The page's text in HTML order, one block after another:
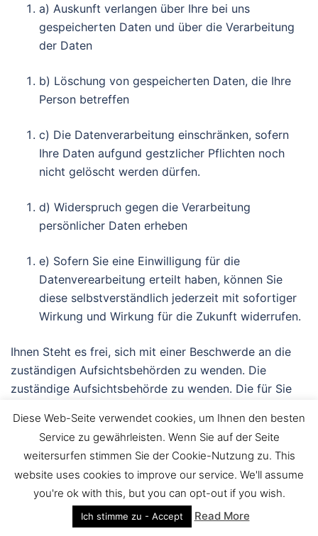
a) Auskunft verlangen über Ihre bei uns
gespeicherten Daten und über die Verarbeitung
der Daten
b) Löschung von gespeicherten Daten, die Ihre
Person betreffen
c) Die Datenverarbeitung einschränken, sofern
Ihre Daten aufgund gestzlicher Pflichten noch
nicht gelöscht werden dürfen.
d) Widerspruch gegen die Verarbeitung
persönlicher Daten erheben
e) Sofern Sie eine Einwilligung für die
Datenverearbeitung erteilt haben, können Sie
diese selbstverständlich jederzeit mit sofortiger
Wirkung und Wirkung für die Zukunft widerrufen.
Ihnen Steht es frei, sich mit einer Beschwerde an die
zuständigen Aufsichtsbehörden zu wenden. Die
zuständige Aufsichtsbehörde zu wenden. Die für Sie
Bundesland ihres Wohnsitzes. Eine Liste der
Aufsichtsbehörden mit Anschriften finden Sie unter:
www.bfdi.bund.de/de/Infothek/anschriften_links
Verwendungszweck der Datenverarbeitung
Diese Web-Seite verwendet cookies, um Ihnen den besten
Service zu gewährleisten. Wenn Sie auf der Seite
weitersurfen stimmen Sie der Cookie-Nutzung zu. This
website uses cookies to improve our service. We'll assume
you're ok with this, but you can opt-out if you wish.
Ich stimme zu - Accept Read More